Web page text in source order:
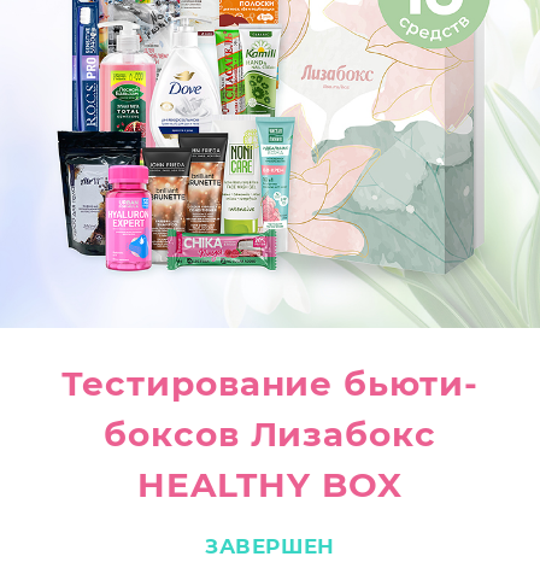
ЗАВЕРШЕН
Тестирование бьюти-
боксов Лизабокс
HEALTHY BOX